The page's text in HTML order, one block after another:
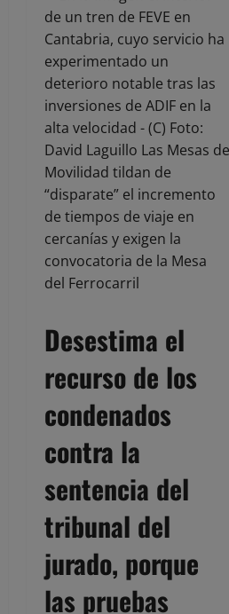
Desestima el
recurso de los
condenados
contra la
sentencia del
tribunal del
jurado, porque
las pruebas